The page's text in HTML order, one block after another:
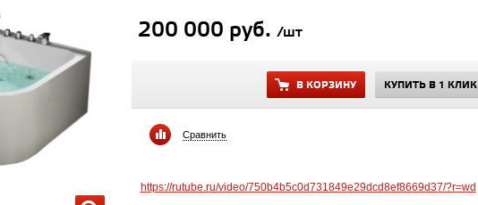
200 000 руб. /шт
В КОРЗИНУ КУПИТЬ В 1 КЛИК
Сравнить
https://rutube.ru/video/750b4b5c0d731849e29dcd8ef8669d37/?r=wd